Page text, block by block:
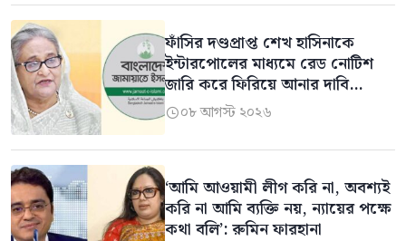
ফাঁসির দণ্ডপ্রাপ্ত শেখ হাসিনাকে
ইন্টারপোলের মাধ্যমে রেড নোটিশ
জারি করে ফিরিয়ে আনার দাবি
জামায়াতের
০৮ আগস্ট ২০২৬
‘আমি আওয়ামী লীগ করি না, অবশ্যই
করি না আমি ব্যক্তি নয়, ন্যায়ের পক্ষে
কথা বলি’: রুমিন ফারহানা